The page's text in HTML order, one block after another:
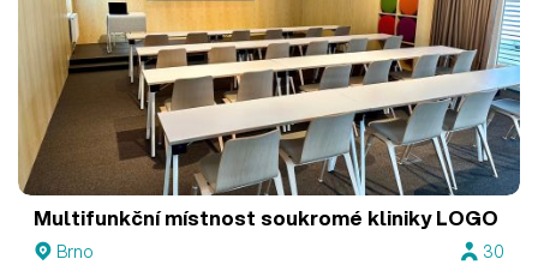
Multifunkční místnost soukromé kliniky LOGO
Brno
30